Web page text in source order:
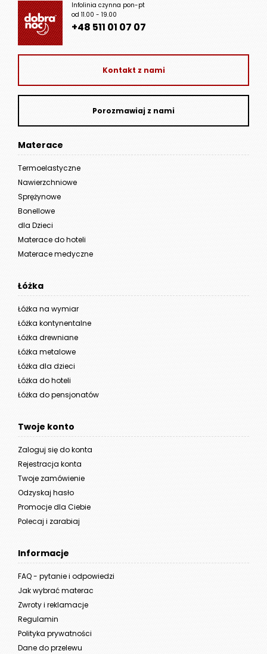
Infolinia czynna pon-pt
od 11.00 - 19.00
+48 511 01 07 07
Kontakt z nami
Porozmawiaj z nami
Materace
Termoelastyczne
Nawierzchniowe
Sprężynowe
Bonellowe
dla Dzieci
Materace do hoteli
Materace medyczne
Łóżka
Łóżka na wymiar
Łóżka kontynentalne
Łóżka drewniane
Łóżka metalowe
Łóżka dla dzieci
Łóżka do hoteli
Łóżka do pensjonatów
Twoje konto
Zaloguj się do konta
Rejestracja konta
Twoje zamówienie
Odzyskaj hasło
Promocje dla Ciebie
Polecaj i zarabiaj
Informacje
FAQ - pytanie i odpowiedzi
Jak wybrać materac
Zwroty i reklamacje
Regulamin
Polityka prywatności
Dane do przelewu